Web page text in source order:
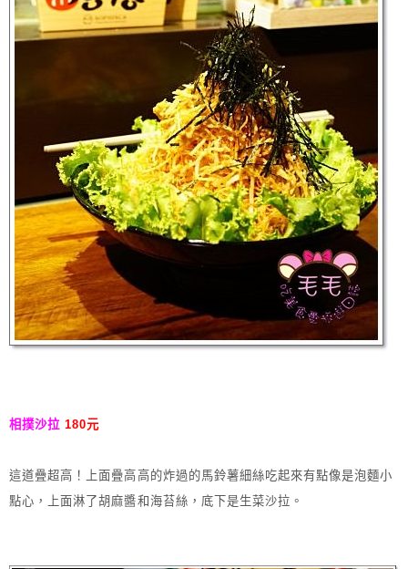
相撲沙拉 180元
這道疊超高！上面疊高高的炸過的馬鈴薯細絲吃起來有點像是泡麵小
點心，上面淋了胡麻醬和海苔絲，底下是生菜沙拉。